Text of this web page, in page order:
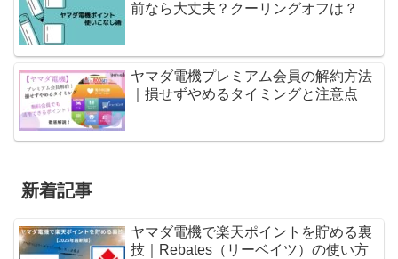
前なら大丈夫？クーリングオフは？
ヤマダ電機プレミアム会員の解約方法
｜損せずやめるタイミングと注意点
新着記事
ヤマダ電機で楽天ポイントを貯める裏
技｜Rebates（リーベイツ）の使い方